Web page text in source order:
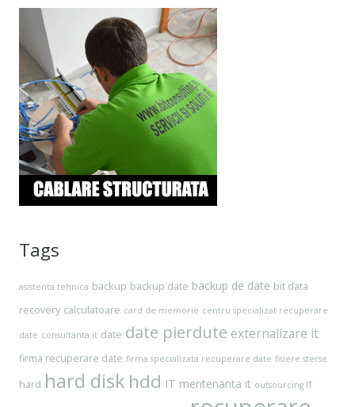
Tags
asistenta tehnica backup backup date backup de date bit data
recovery calculatoare card de memorie centru specializat recuperare
date consultanta it date date pierdute externalizare it
firma recuperare date firma specializata recuperare date fisiere sterse
hard hard disk hdd IT mentenanta it outsourcing IT